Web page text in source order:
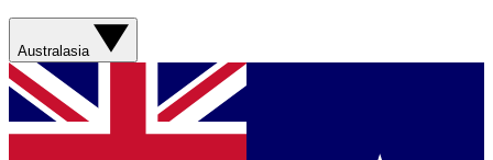
Australasia